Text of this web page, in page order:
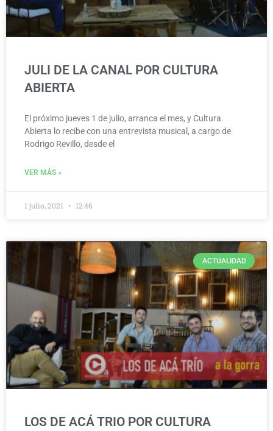
JULI DE LA CANAL POR CULTURA
ABIERTA
El próximo jueves 1 de julio, arranca el mes, y Cultura
Abierta lo recibe con una entrevista musical, a cargo de
Rodrigo Revillo, desde el
VER MÁS »
1 julio, 2021 12:46
ACTUALIDAD
LOS DE ACÁ TRIO POR CULTURA